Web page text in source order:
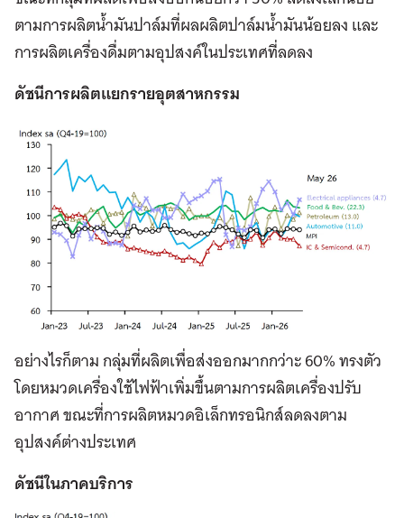
ตามการผลิตน้ำมันปาล์มที่ผลผลิตปาล์มน้ำมันน้อยลง และ
การผลิตเครื่องดื่มตามอุปสงค์ในประเทศที่ลดลง
ดัชนีการผลิตแยกรายอุตสาหกรรม
อย่างไรก็ตาม กลุ่มที่ผลิตเพื่อส่งออกมากกว่าะ 60% ทรงตัว
โดยหมวดเครื่องใช้ไฟฟ้าเพิ่มขึ้นตามการผลิตเครื่องปรับ
อากาศ ขณะที่การผลิตหมวดอิเล็กทรอนิกส์ลดลงตาม
อุปสงค์ต่างประเทศ
ดัชนีในภาคบริการ